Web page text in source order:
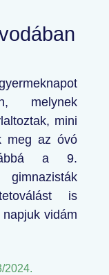
melynek
mini
meg az óvó
a 9.
is
vidám
2024.